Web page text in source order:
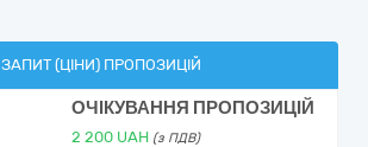
ЗАПИТ (ЦІНИ) ПРОПОЗИЦІЙ
ОЧІКУВАННЯ ПРОПОЗИЦІЙ
2 200 UAH (з ПДВ)